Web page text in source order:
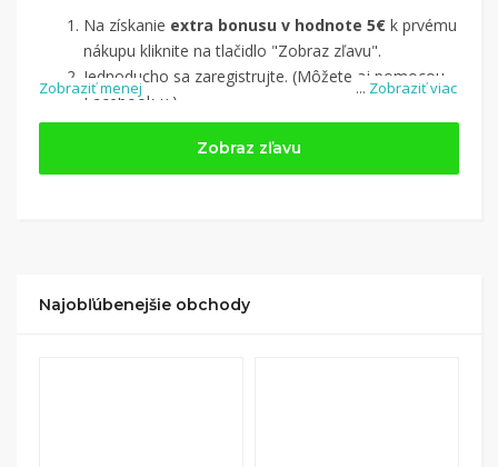
... Zobraziť viac
Na získanie extra bonusu v hodnote 5€ k prvému
nákupu kliknite na tlačidlo "Zobraz zľavu".
Jednoducho sa zaregistrujte. (Môžete aj pomocou
Facebook-u.)
Jednoducho sinájdite obchod, pomocou služby
(v ponuke je cca 1 500 obchodov).
Kliknite na tlačidlo „Nakupovať“.(Následne
nákupu, si tieto peniaze môžete dať hneď vyplatiť
Zobraziť menej
Zobraz zľavu
Najobľúbenejšie obchody